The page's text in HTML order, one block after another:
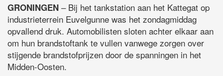
GRONINGEN – Bij het tankstation aan het Kattegat op
industrieterrein Euvelgunne was het zondagmiddag
opvallend druk. Automobilisten sloten achter elkaar aan
om hun brandstoftank te vullen vanwege zorgen over
stijgende brandstofprijzen door de spanningen in het
Midden-Oosten.